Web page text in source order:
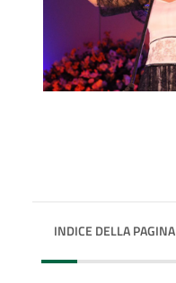
INDICE DELLA PAGINA